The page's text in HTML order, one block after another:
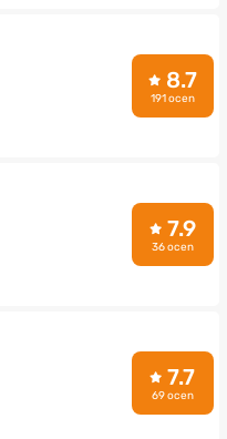
8.7
191 ocen
7.9
36 ocen
7.7
69 ocen